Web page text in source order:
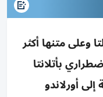
وعلى متنها أكثر
بأتلانتا
أورلاندو